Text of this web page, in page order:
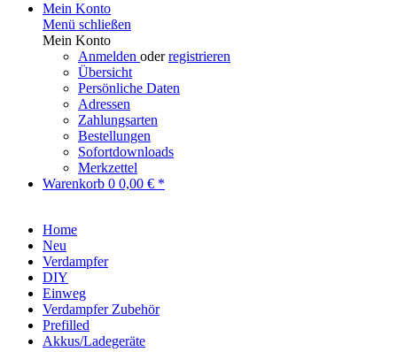
Mein Konto
Menü schließen
Mein Konto
Anmelden oderregistrieren
Übersicht
Persönliche Daten
Adressen
Zahlungsarten
Bestellungen
Sofortdownloads
Merkzettel
Warenkorb 0 0,00 € *
Home
Neu
Verdampfer
DIY
Einweg
Verdampfer Zubehör
Prefilled
Akkus/Ladegeräte